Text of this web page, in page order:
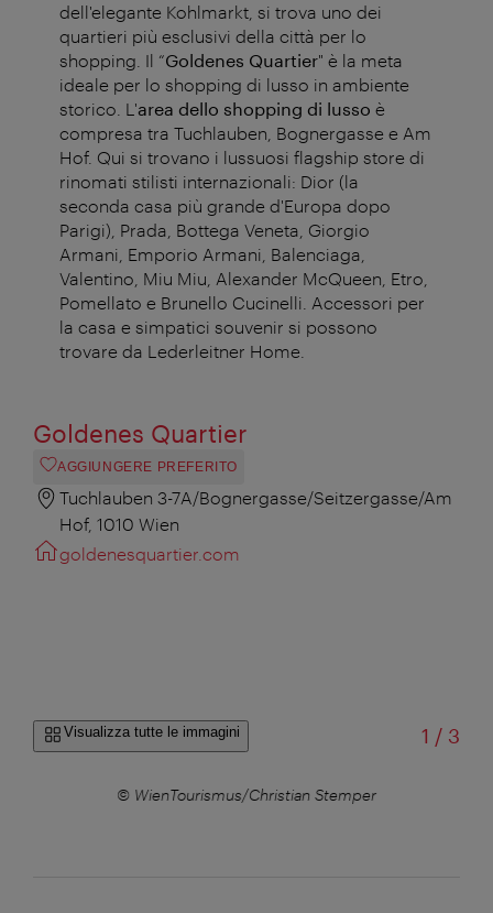
dell'elegante Kohlmarkt, si trova uno dei
quartieri più esclusivi della città per lo
shopping. Il “Goldenes Quartier" è la meta
ideale per lo shopping di lusso in ambiente
storico. L'area dello shopping di lusso è
compresa tra Tuchlauben, Bognergasse e Am
Hof. Qui si trovano i lussuosi flagship store di
rinomati stilisti internazionali: Dior (la
seconda casa più grande d'Europa dopo
Parigi), Prada, Bottega Veneta, Giorgio
Armani, Emporio Armani, Balenciaga,
Valentino, Miu Miu, Alexander McQueen, Etro,
Pomellato e Brunello Cucinelli. Accessori per
la casa e simpatici souvenir si possono
trovare da Lederleitner Home.
Goldenes Quartier
AGGIUNGERE PREFERITO
Tuchlauben 3-7A/Bognergasse/Seitzergasse/Am
Hof, 1010 Wien
goldenesquartier.com
Visualizza tutte le immagini 1 /di
3
© WienTourismus/Christian Stemper